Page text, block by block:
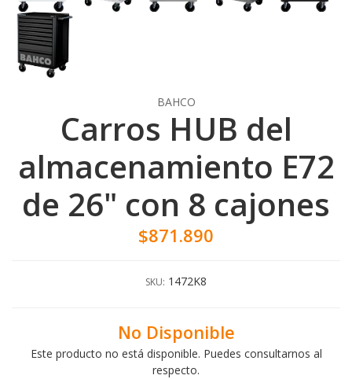
BAHCO
Carros HUB del
almacenamiento E72
de 26" con 8 cajones
$871.890
SKU: 1472K8
No Disponible
Este producto no está disponible. Puedes consultarnos al
respecto.